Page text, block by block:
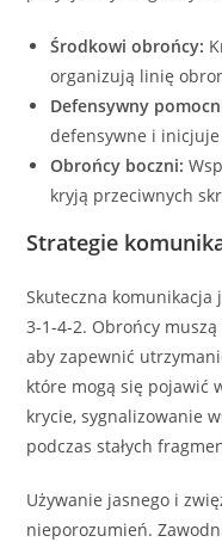
Środkowi obrońcy:
organizują linię
Defensywny
defensywne i
Obrońcy boczni:
kryją przeciwnych
Strategie
Skuteczna
3-1-4-2. Obrońcy
aby zapewnić
które mogą się pojawić
krycie, sygnalizowanie
podczas stałych
Używanie jasnego i
nieporozumień.